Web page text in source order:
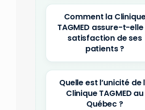
Comment la
TAGMED assure-t-
satisfaction de ses
patients ?
Quelle est l’unicité de
Clinique TAGMED au
Québec ?